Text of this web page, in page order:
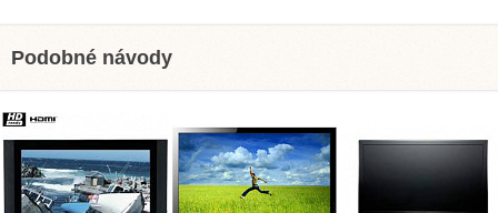
Podobné návody